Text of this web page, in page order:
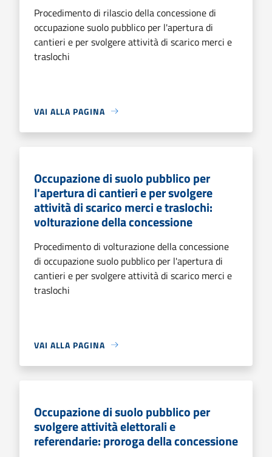
Procedimento di rilascio della concessione di
occupazione suolo pubblico per l'apertura di
cantieri e per svolgere attività di scarico merci e
traslochi
VAI ALLA PAGINA
Occupazione di suolo pubblico per
l'apertura di cantieri e per svolgere
attività di scarico merci e traslochi:
volturazione della concessione
Procedimento di volturazione della concessione
di occupazione suolo pubblico per l'apertura di
cantieri e per svolgere attività di scarico merci e
traslochi
VAI ALLA PAGINA
Occupazione di suolo pubblico per
svolgere attività elettorali e
referendarie: proroga della concessione